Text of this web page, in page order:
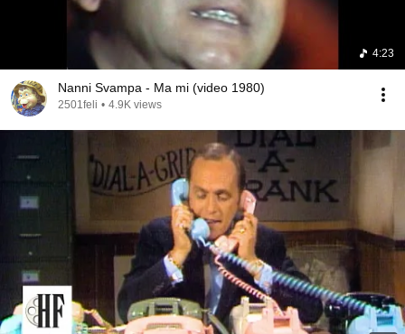
4:23
Nanni Svampa - Ma mi (video 1980)
2501feli • 4.9K views